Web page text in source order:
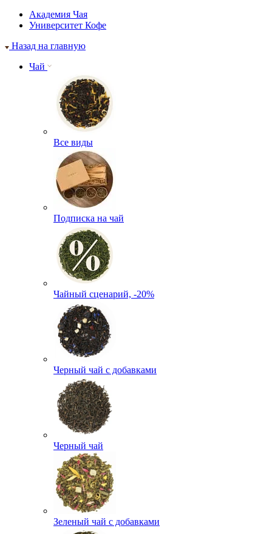
Академия Чая
Университет Кофе
Назад на главную
Чай
Все виды
Подписка на чай
Чайный сценарий, -20%
Черный чай с добавками
Черный чай
Зеленый чай с добавками